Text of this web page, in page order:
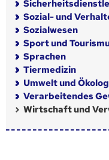
Sozial- und
Sozialwesen
Sport und
Sprachen
Tiermedizin
Umwelt und
Verarbeitendes
Wirtschaft und